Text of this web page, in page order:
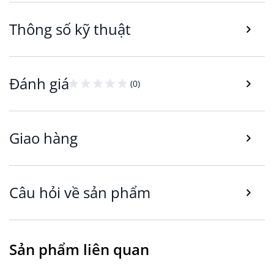
nghiệm thư giãn
Sofa ABILDSKOV được trang bị cơ chế chỉnh điện
tiện lợi, cho phép từng vị trí ngồi điều chỉnh độ
có thể dễ dàng chuyển đổi từ tư thế ngồi thẳng
kích thước R168xS90/154xC103cm, sofa phù hợp
căn hộ, phòng khách gia đình hoặc không gian
Thông số kỹ thuật
Đánh giá (0)
Giao hàng
Câu hỏi về sản phẩm
Sản phẩm liên quan